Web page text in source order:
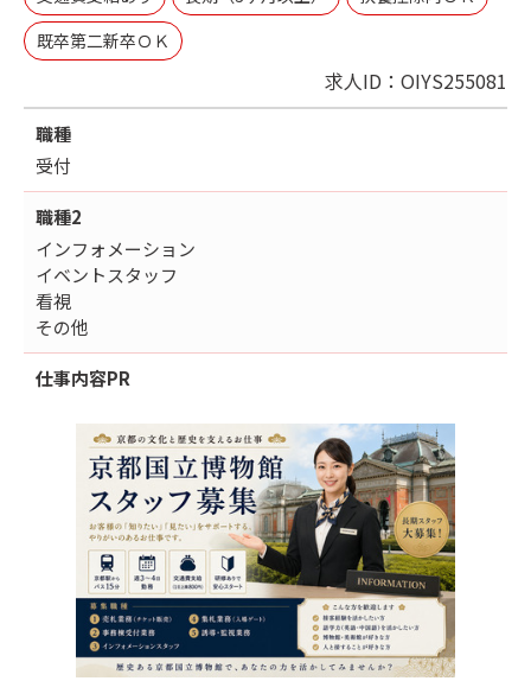
既卒第二新卒ＯＫ
求人ID：OIYS255081
職種
受付
職種2
インフォメーション
イベントスタッフ
看視
その他
仕事内容PR